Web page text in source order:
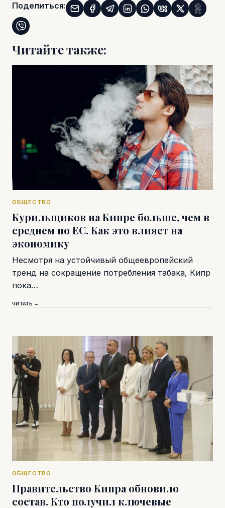
Поделиться:
Читайте также:
ОБЩЕСТВО
Курильщиков на Кипре больше, чем в
среднем по ЕС. Как это влияет на
экономику
Несмотря на устойчивый общеевропейский
тренд на сокращение потребления табака, Кипр
пока…
ЧИТАТЬ →
ОБЩЕСТВО
Правительство Кипра обновило
состав. Кто получил ключевые